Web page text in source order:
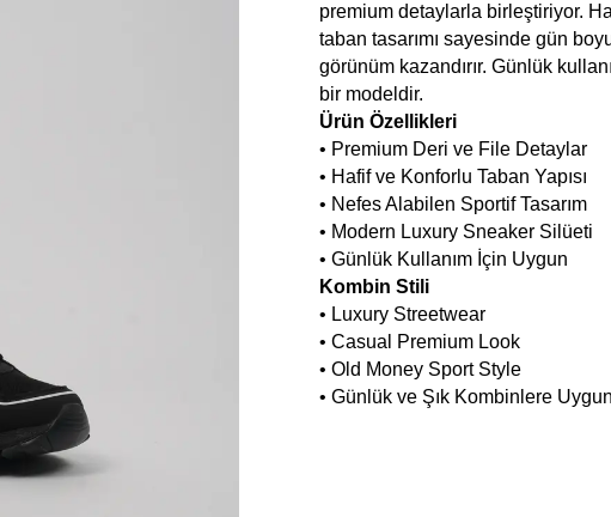
premium detaylarla birleştiriyor.
taban tasarımı sayesinde gün
görünüm kazandırır. Günlük
bir modeldir.
Ürün Özellikleri
• Premium Deri ve File Detaylar
• Hafif ve Konforlu Taban Yapısı
• Nefes Alabilen Sportif Tasarım
• Modern Luxury Sneaker Silüeti
• Günlük Kullanım İçin Uygun
Kombin Stili
• Luxury Streetwear
• Casual Premium Look
• Old Money Sport Style
• Günlük ve Şık Kombinlere Uygun